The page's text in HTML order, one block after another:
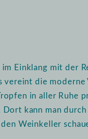
Einklang mit der
vereint die
in aller Ruhe
kann man
Weinkeller